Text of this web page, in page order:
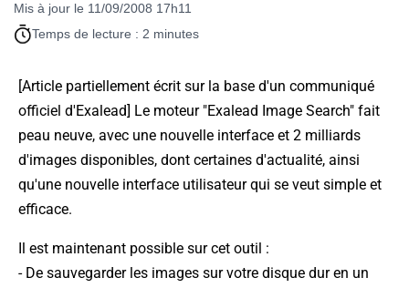
Mis à jour le 11/09/2008 17h11
Temps de lecture : 2 minutes
[Article partiellement écrit sur la base d'un communiqué
officiel d'Exalead] Le moteur "Exalead Image Search" fait
peau neuve, avec une nouvelle interface et 2 milliards
d'images disponibles, dont certaines d'actualité, ainsi
qu'une nouvelle interface utilisateur qui se veut simple et
efficace.
Il est maintenant possible sur cet outil :
- De sauvegarder les images sur votre disque dur en un